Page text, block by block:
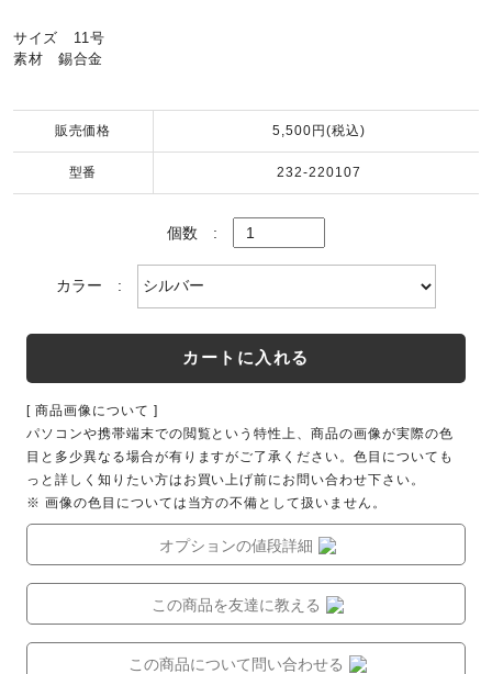
サイズ 11号
素材 錫合金
販売価格 5,500円(税込)
型番 232-220107
個数 :
カラー :
カートに入れる
[ 商品画像について ]
パソコンや携帯端末での閲覧という特性上、商品の画像が実際の色
目と多少異なる場合が有りますがご了承ください。色目についても
っと詳しく知りたい方はお買い上げ前にお問い合わせ下さい。
※ 画像の色目については当方の不備として扱いません。
オプションの値段詳細
この商品を友達に教える
この商品について問い合わせる